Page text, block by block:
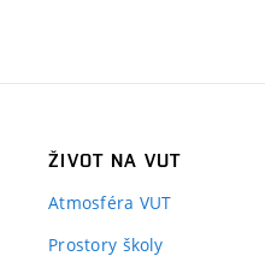
ŽIVOT NA VUT
Atmosféra VUT
Prostory školy